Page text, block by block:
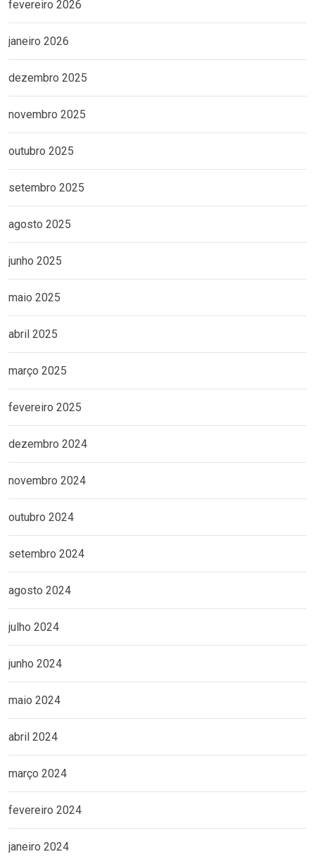
fevereiro 2026
janeiro 2026
dezembro 2025
novembro 2025
outubro 2025
setembro 2025
agosto 2025
junho 2025
maio 2025
abril 2025
março 2025
fevereiro 2025
dezembro 2024
novembro 2024
outubro 2024
setembro 2024
agosto 2024
julho 2024
junho 2024
maio 2024
abril 2024
março 2024
fevereiro 2024
janeiro 2024